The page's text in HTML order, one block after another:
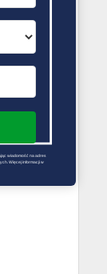
wiadomość na adres
Więcej informacji w